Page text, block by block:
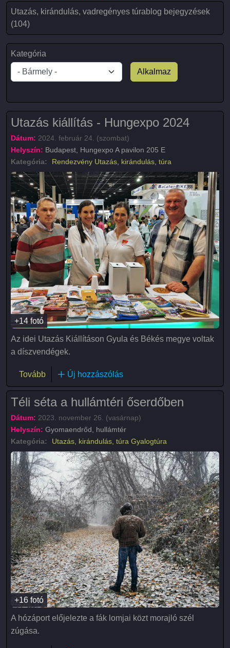
Utazás, kirándulás, vadregényes túrablog bejegyzések
(104)
Kategória
Utazás kiállítás - Hungexpo 2024
Dátum: 2024. február 24. (szombat)
Helyszín: Budapest, Hungexpo A pavilon 205 E
Kategória:
Rendezvény Utazás, kirándulás, túra
+14 fotó
Az idei Utazás Kiállításon Gyula és Békés megye voltak
a díszvendégek.
Tovább(Utazás kiállítás - Hungexpo 2024)
Új hozzászólás
Téli séta a hullámtéri őserdőben
Dátum: 2023. november 26. (vasárnap)
Helyszín: Gyomaendrőd, hullámtér
Kategória:
Utazás, kirándulás, túra Gyalogtúra
+16 fotó
A hózáport előjelezte a fák lomjai közt morajló szél
zúgása.